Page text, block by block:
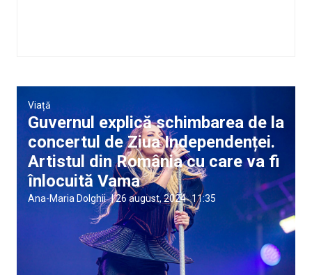
Viață
Guvernul explică schimbarea de la
concertul de Ziua Independenței.
Artistul din România cu care va fi
înlocuită Vama
Ana-Maria Dolghii |26 august, 2024 11:35